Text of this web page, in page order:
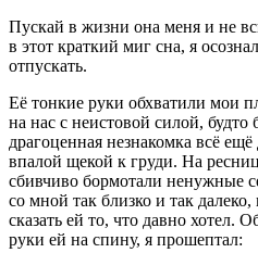
Пускай в жизни она меня и не
в этот краткий миг сна, я
отпускать.
Её тонкие руки обхватили мои
на нас с неистовой силой,
драгоценная незнакомка всё
впалой щекой к груди. На
сбивчиво бормотали ненужные
со мной так близко и так
сказать ей то, что давно хотел.
руки ей на спину, я прошептал: